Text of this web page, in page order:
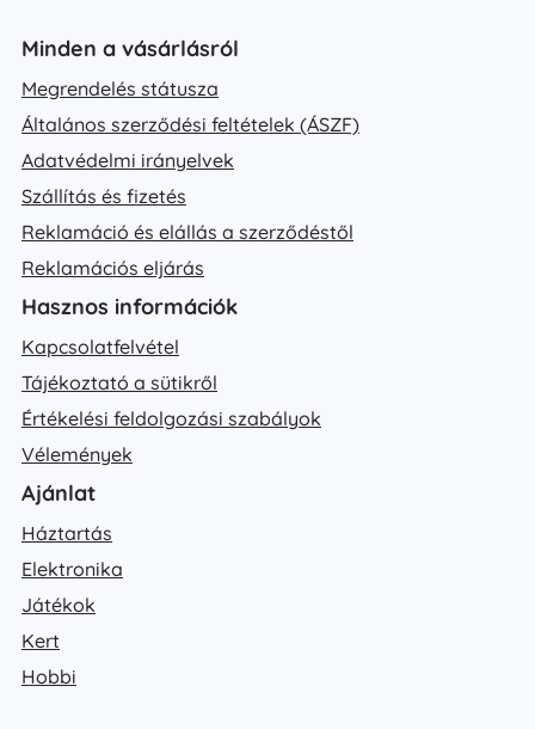
Minden a vásárlásról
Megrendelés státusza
Általános szerződési feltételek (ÁSZF)
Adatvédelmi irányelvek
Szállítás és fizetés
Reklamáció és elállás a szerződéstől
Reklamációs eljárás
Hasznos információk
Kapcsolatfelvétel
Tájékoztató a sütikről
Értékelési feldolgozási szabályok
Vélemények
Ajánlat
Háztartás
Elektronika
Játékok
Kert
Hobbi